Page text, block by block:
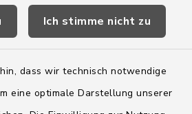
Ich stimme nicht zu
dass wir technisch notwendige
eine optimale Darstellung unserer